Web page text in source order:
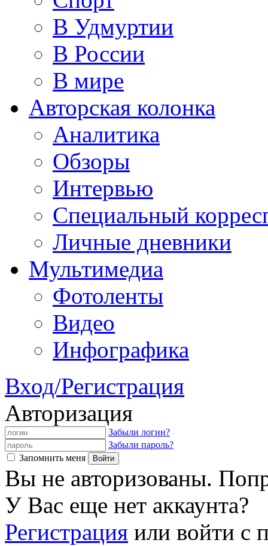
В Удмуртии
В России
В мире
Авторская колонка
Аналитика
Обзоры
Интервью
Специальный
Личные дневники
Мультимедиа
Фотоленты
Видео
Инфографика
Вход/Регистрация
Авторизация
Забыли логин?
Забыли пароль?
Запомнить меня
Вы не авторизованы.
У Вас еще нет аккаунта?
Регистрация или войти с